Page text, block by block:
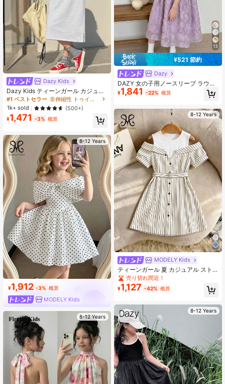
Dazy Kids
Dazy Kids ティーンガール カジュア
ルドレス、ガールズサマーアウトフ
ィット、スクールバック服
#1 ベストセラー
非伸縮性 トゥイーンの女の子のドレス
1k+ sold
(500+)
¥1,471 -3% 概算
8-12 Years
¥1,912 -3% 概算
MODELY Kids
8-12 Years
13
¥521 節約
Dazy
DAZY 女の子用ノースリーブ ラウン
ドネック ワンピース、ティーンガー
ル 秋服 夏
¥1,841 -22% 概算
8-12 Years
MODELY Kids
ティーンガール 夏 カジュアル スト
ライプ パッチワーク オフショルダー
ワンピース
売り切れ間近！
¥1,127 -42% 概算
8-12 Years